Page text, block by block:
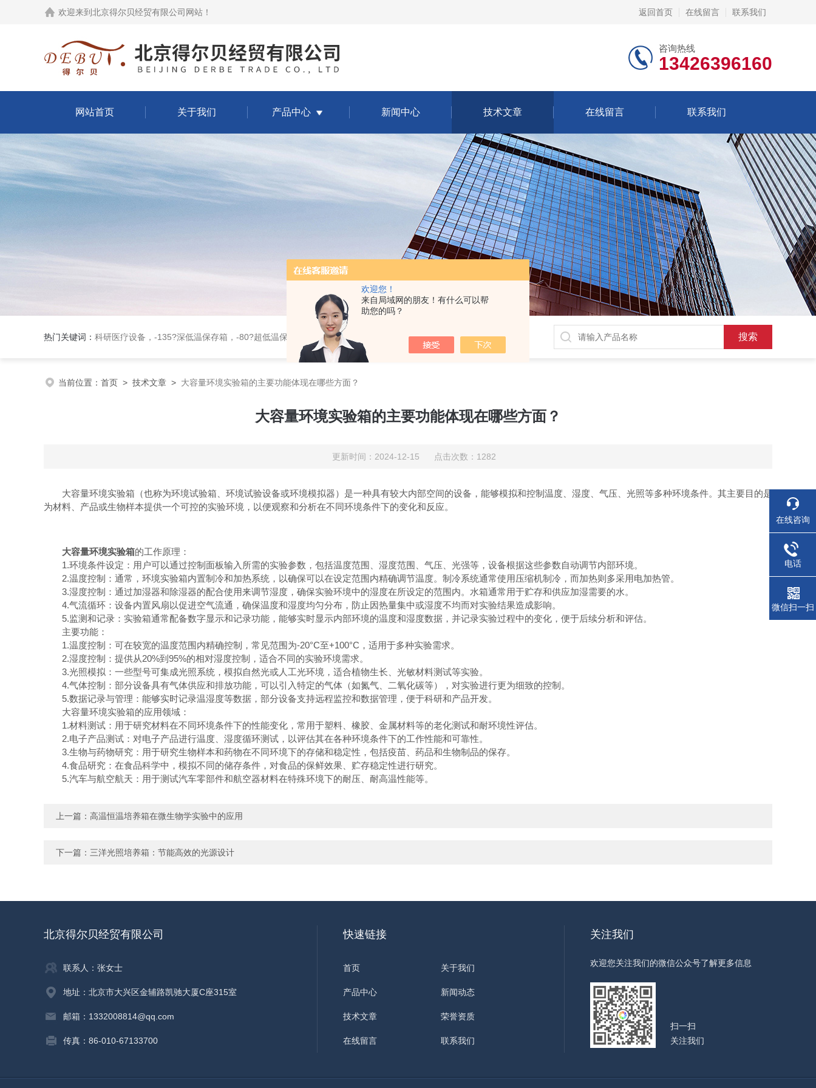
欢迎您！
来自局域网的朋友！有什么可以帮
助您的吗？
欢迎来到 北京得尔贝经贸有限公司网站 ！ 返回首页 在线留言 联系我们
咨询热线
13426396160
网站首页 关于我们 产品中心 新闻中心 技术文章 在线留言 联系我们
热门关键词： 科研医疗设备，-135?深低温保存箱，-80?超低温保存箱，-40?血浆冷冻存储设备，二氧化碳培养箱，多气体培养箱，4?血液冷藏箱，药品冷藏箱；实验室设备，环境实验箱，植物培养箱，高温恒温培养箱，低温恒温培养箱，碎花型制冰机；消毒灭菌设备，高压蒸汽灭菌器等。
当前位置： 首页 > 技术文章 > 大容量环境实验箱的主要功能体现在哪些方面？
大容量环境实验箱的主要功能体现在哪些方面？
更新时间：2024-12-15 点击次数：1282
大容量环境实验箱（也称为环境试验箱、环境试验设备或环境模拟器）是一种具有较大内部空间的设备，能够模拟和控制温度、湿度、气压、光照等多种环境条件。其主要目的是
为材料、产品或生物样本提供一个可控的实验环境，以便观察和分析在不同环境条件下的变化和反应。
大容量环境实验箱的工作原理：
1.环境条件设定：用户可以通过控制面板输入所需的实验参数，包括温度范围、湿度范围、气压、光强等，设备根据这些参数自动调节内部环境。
2.温度控制：通常，环境实验箱内置制冷和加热系统，以确保可以在设定范围内精确调节温度。制冷系统通常使用压缩机制冷，而加热则多采用电加热管。
3.湿度控制：通过加湿器和除湿器的配合使用来调节湿度，确保实验环境中的湿度在所设定的范围内。水箱通常用于贮存和供应加湿需要的水。
4.气流循环：设备内置风扇以促进空气流通，确保温度和湿度均匀分布，防止因热量集中或湿度不均而对实验结果造成影响。
5.监测和记录：实验箱通常配备数字显示和记录功能，能够实时显示内部环境的温度和湿度数据，并记录实验过程中的变化，便于后续分析和评估。
主要功能：
1.温度控制：可在较宽的温度范围内精确控制，常见范围为-20°C至+100°C，适用于多种实验需求。
2.湿度控制：提供从20%到95%的相对湿度控制，适合不同的实验环境需求。
3.光照模拟：一些型号可集成光照系统，模拟自然光或人工光环境，适合植物生长、光敏材料测试等实验。
4.气体控制：部分设备具有气体供应和排放功能，可以引入特定的气体（如氮气、二氧化碳等），对实验进行更为细致的控制。
5.数据记录与管理：能够实时记录温湿度等数据，部分设备支持远程监控和数据管理，便于科研和产品开发。
大容量环境实验箱的应用领域：
1.材料测试：用于研究材料在不同环境条件下的性能变化，常用于塑料、橡胶、金属材料等的老化测试和耐环境性评估。
2.电子产品测试：对电子产品进行温度、湿度循环测试，以评估其在各种环境条件下的工作性能和可靠性。
3.生物与药物研究：用于研究生物样本和药物在不同环境下的存储和稳定性，包括疫苗、药品和生物制品的保存。
4.食品研究：在食品科学中，模拟不同的储存条件，对食品的保鲜效果、贮存稳定性进行研究。
5.汽车与航空航天：用于测试汽车零部件和航空器材料在特殊环境下的耐压、耐高温性能等。
上一篇： 高温恒温培养箱在微生物学实验中的应用
下一篇： 三洋光照培养箱：节能高效的光源设计
北京得尔贝经贸有限公司
联系人：张女士
地址：北京市大兴区金辅路凯驰大厦C座315室
邮箱：1332008814@qq.com
传真：86-010-67133700
快速链接
首页 关于我们
产品中心 新闻动态
技术文章 荣誉资质
在线留言 联系我们
关注我们
欢迎您关注我们的微信公众号了解更多信息
扫一扫
关注我们
在线咨询
电话
微信扫一扫